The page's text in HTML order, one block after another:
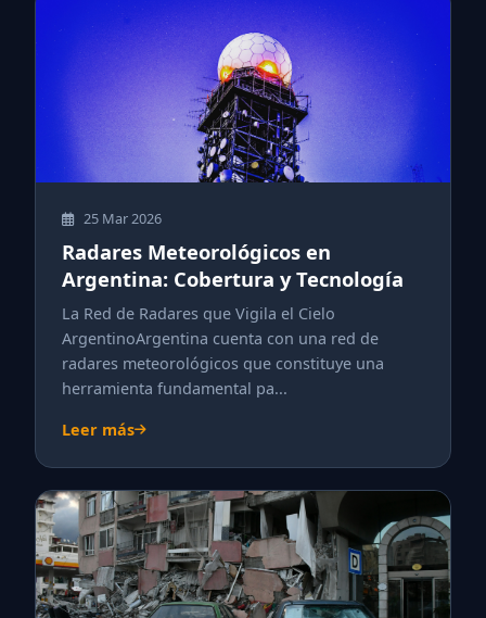
25 Mar 2026
Radares Meteorológicos en
Argentina: Cobertura y Tecnología
La Red de Radares que Vigila el Cielo
ArgentinoArgentina cuenta con una red de
radares meteorológicos que constituye una
herramienta fundamental pa...
Leer más